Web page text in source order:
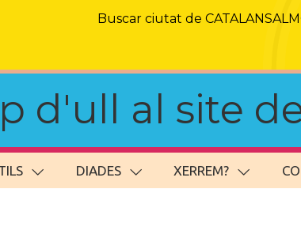
Buscar ciutat de
d'ull al site
DIADES XERREM?